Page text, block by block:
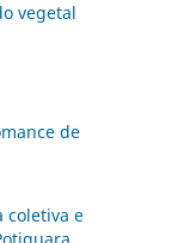
vegetal
de
coletiva e